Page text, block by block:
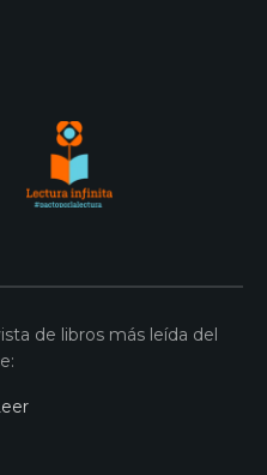
de libros más leída del